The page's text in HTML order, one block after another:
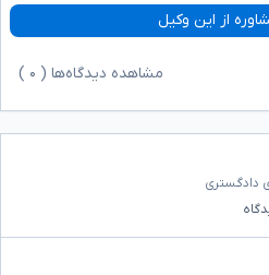
از این وکیل
مشاهده دیدگاه‌ها ( ۰
دادگستری